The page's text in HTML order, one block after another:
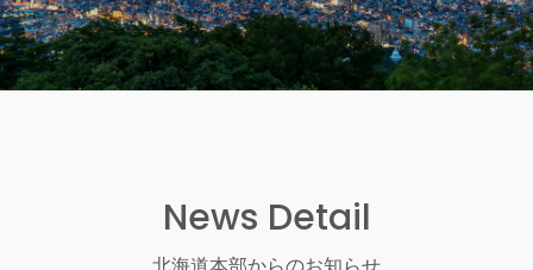
News Detail
北海道本部からのお知らせ